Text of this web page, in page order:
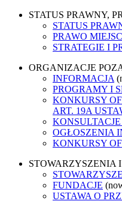
STATUS PRAWNY,
STATUS
PRAWO
STRATEGIE I
ORGANIZACJE
INFORMACJA
PROGRAMY I
KONKURSY
ART. 19A
OGŁOSZENIA
KONKURSY
STOWARZYSZENIA
FUNDACJE
USTAWA O